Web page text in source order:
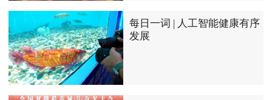
每日一词 | 人工智能健康有序
发展